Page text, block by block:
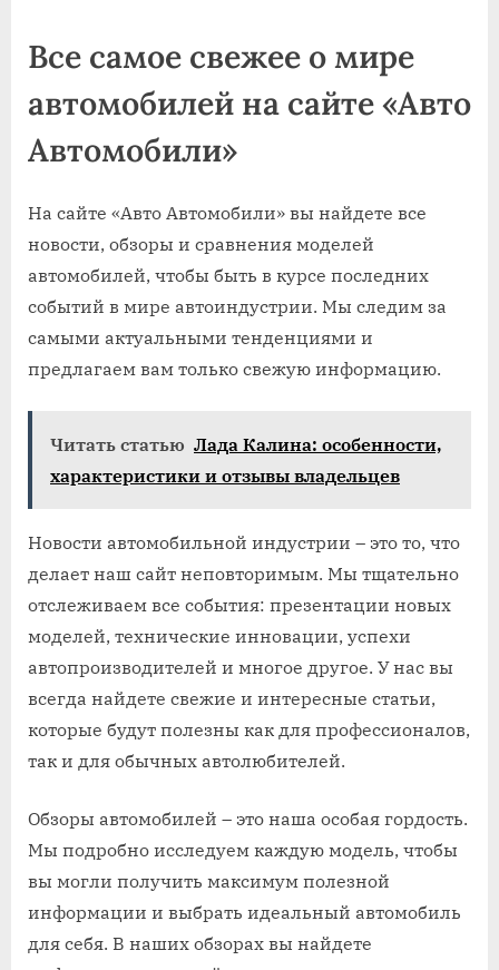
Все самое свежее о мире
автомобилей на сайте «Авто
Автомобили»
На сайте «Авто Автомобили» вы найдете все
новости, обзоры и сравнения моделей
автомобилей, чтобы быть в курсе последних
событий в мире автоиндустрии. Мы следим за
самыми актуальными тенденциями и
предлагаем вам только свежую информацию.
Читать статью Лада Калина: особенности,
характеристики и отзывы владельцев
Новости автомобильной индустрии – это то, что
делает наш сайт неповторимым. Мы тщательно
отслеживаем все события: презентации новых
моделей, технические инновации, успехи
автопроизводителей и многое другое. У нас вы
всегда найдете свежие и интересные статьи,
которые будут полезны как для профессионалов,
так и для обычных автолюбителей.
Обзоры автомобилей – это наша особая гордость.
Мы подробно исследуем каждую модель, чтобы
вы могли получить максимум полезной
информации и выбрать идеальный автомобиль
для себя. В наших обзорах вы найдете